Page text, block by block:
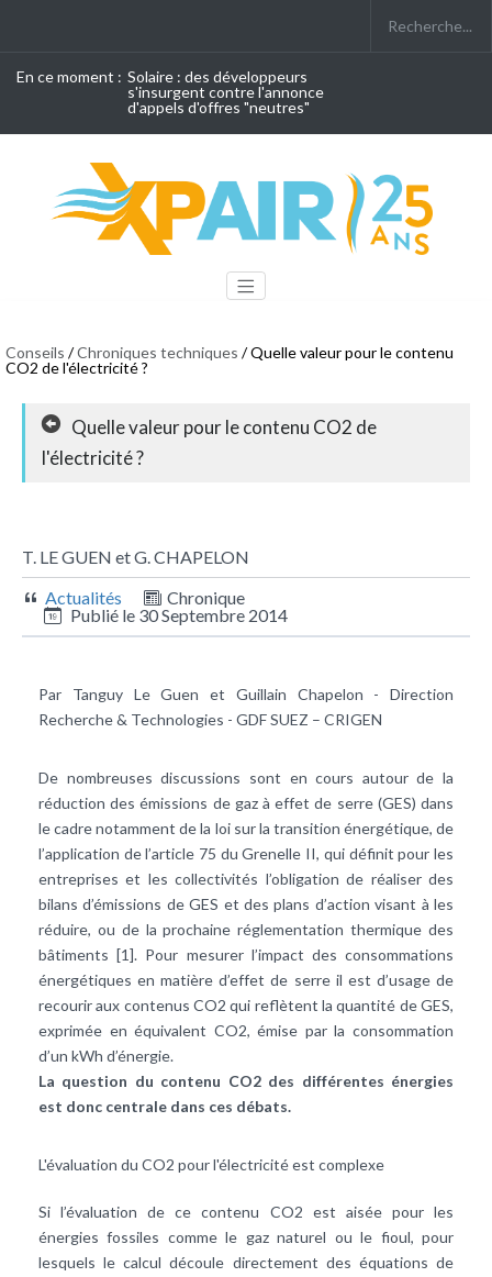
En ce moment : Solaire : des développeurs
s'insurgent contre l'annonce
d'appels d'offres "neutres"
Conseils /Chroniques techniques / Quelle valeur pour le contenu
CO2 de l'électricité ?
Quelle valeur pour le contenu CO2 de
l'électricité ?
T. LE GUEN et G. CHAPELON
Actualités
Chronique
Publié le 30 Septembre 2014
Par Tanguy Le Guen et Guillain Chapelon - Direction
Recherche & Technologies - GDF SUEZ – CRIGEN
De nombreuses discussions sont en cours autour de la
réduction des émissions de gaz à effet de serre (GES) dans
le cadre notamment de la loi sur la transition énergétique, de
l’application de l’article 75 du Grenelle II, qui définit pour les
entreprises et les collectivités l’obligation de réaliser des
bilans d’émissions de GES et des plans d’action visant à les
réduire, ou de la prochaine réglementation thermique des
bâtiments [1]. Pour mesurer l’impact des consommations
énergétiques en matière d’effet de serre il est d’usage de
recourir aux contenus CO2 qui reflètent la quantité de GES,
exprimée en équivalent CO2, émise par la consommation
d’un kWh d’énergie.
La question du contenu CO2 des différentes énergies
est donc centrale dans ces débats.
L'évaluation du CO2 pour l'électricité est complexe
Si l’évaluation de ce contenu CO2 est aisée pour les
énergies fossiles comme le gaz naturel ou le fioul, pour
lesquels le calcul découle directement des équations de